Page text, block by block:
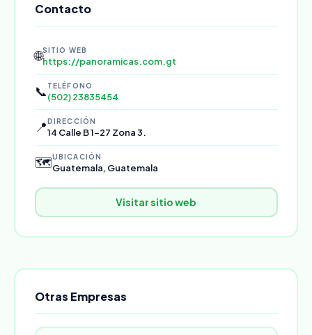
Contacto
🌐SITIO WEB
https://panoramicas.com.gt
📞 TELÉFONO
(502) 23835454
📍DIRECCIÓN
14 Calle B 1-27 Zona 3.
🗺️UBICACIÓN
Guatemala, Guatemala
Visitar sitio web
Otras Empresas